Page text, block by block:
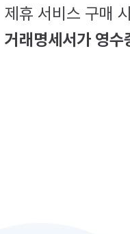
제휴 서비스 구매
거래명세서가 영수